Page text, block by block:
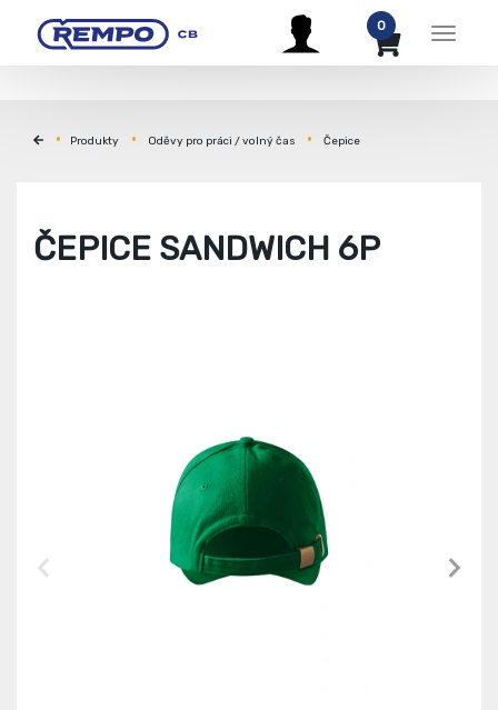
Menu
0
Produkty Oděvy pro práci / volný čas Čepice
ČEPICE SANDWICH 6P